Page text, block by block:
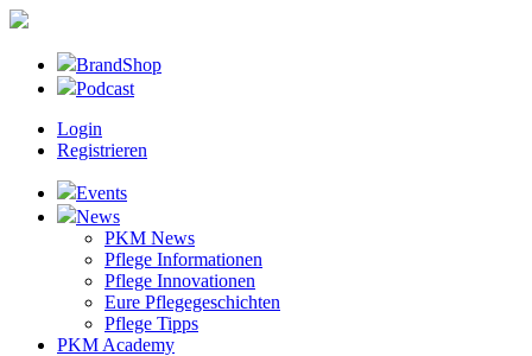
BrandShop
Podcast
Login
Registrieren
Events
News
PKM News
Pflege Informationen
Pflege Innovationen
Eure Pflegegeschichten
Pflege Tipps
PKM Academy